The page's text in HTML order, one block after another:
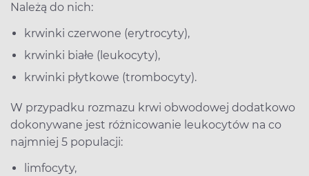
Należą do nich:
krwinki czerwone (erytrocyty),
krwinki białe (leukocyty),
krwinki płytkowe (trombocyty).
W przypadku rozmazu krwi obwodowej dodatkowo
dokonywane jest różnicowanie leukocytów na co
najmniej 5 populacji:
limfocyty,